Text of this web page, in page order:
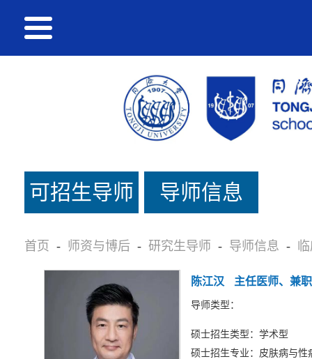
可招生导师
名单
导师信息
首页 - 师资与博后 - 研究生导师 - 导师信息 -
陈江汉 主任医师、兼
导师类型：
硕士招生类型：学术型
硕士招生专业：皮肤病与性